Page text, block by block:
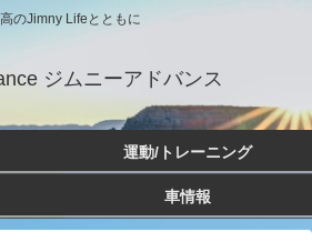
のJimny Lifeとともに
ジムニーアドバンス
運動/トレーニング
車情報